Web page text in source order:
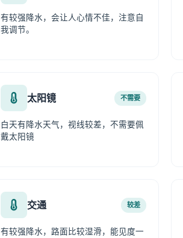
有较强降水，会让人心情不佳，注意自
我调节。
太阳镜 不需要
白天有降水天气，视线较差，不需要佩
戴太阳镜
交通 较差
有较强降水，路面比较湿滑，能见度一